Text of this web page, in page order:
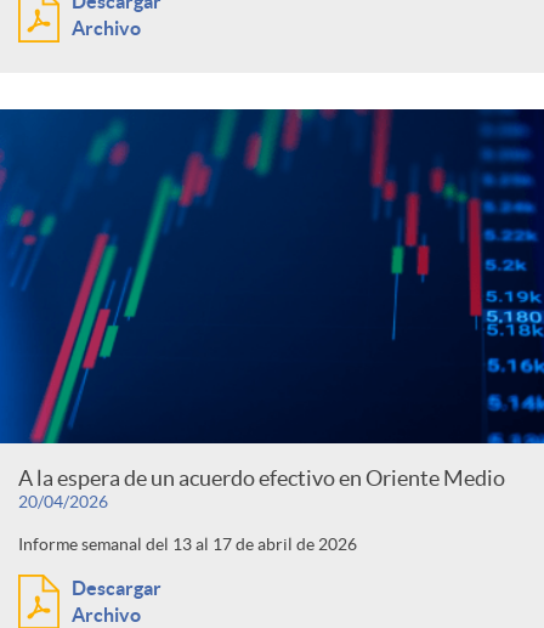
Archivo
A la espera de un acuerdo efectivo en Oriente Medio
20/04/2026
Informe semanal del 13 al 17 de abril de 2026
Descargar
Archivo